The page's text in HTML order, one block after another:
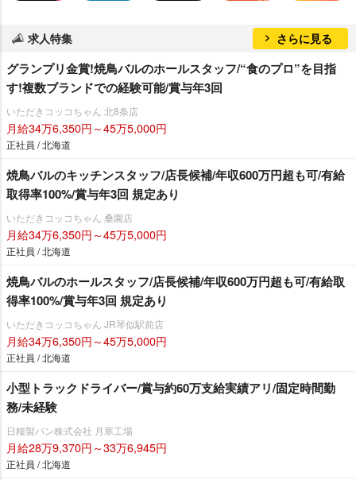
求人特集 さらに見る
グランプリ金賞!焼鳥バルのホールスタッフ/“食のプロ”を目指
す!複数ブランドでの経験可能/賞与年3回
いただきコッコちゃん 北8条店
月給34万6,350円～45万5,000円
正社員 / 北海道
焼鳥バルのキッチンスタッフ/店長候補/年収600万円超も可/有給
取得率100%/賞与年3回 規定あり
いただきコッコちゃん 桑園店
月給34万6,350円～45万5,000円
正社員 / 北海道
焼鳥バルのホールスタッフ/店長候補/年収600万円超も可/有給取
得率100%/賞与年3回 規定あり
いただきコッコちゃん JR琴似駅前店
月給34万6,350円～45万5,000円
正社員 / 北海道
小型トラックドライバー/賞与約60万支給実績アリ/固定時間勤
務/未経験
日糧製パン株式会社 月寒工場
月給28万9,370円～33万6,945円
正社員 / 北海道